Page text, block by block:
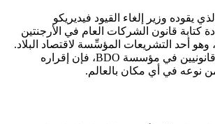
يقوده وزير إلغاء القيود فيديريكو
كتابة قانون الشركات العام في الأرجنتين
رقم 19550)، وهو أحد التشريعات المؤسِّسة لاقتصاد البلاد.
وبحسب مستشارين قانونيين في مؤسسة BDO، فإن إقراره
نوعه في أي مكان بالعالم.